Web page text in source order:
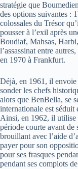
stratégie que
des options suivantes :
colossales du Trésor
pousser à l’exil après
Boudiaf, Mahsas,
l’assassinat entre
en 1970 à Frankfurt.
Déjà, en 1961, il
sonder les chefs
alors que BenBella, se
internationale est séduit
Ainsi, en 1962, il utilise
période courte avant de
brouillant avec l’aide
payer pour son
pour ses frasques
pendant ses complots